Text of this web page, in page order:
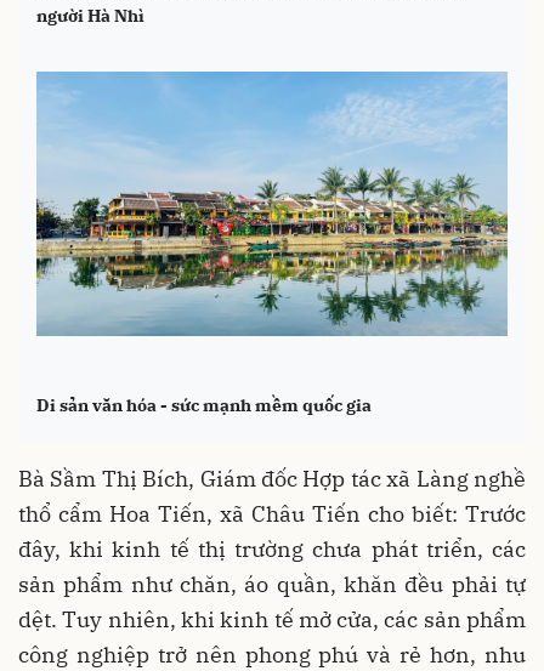
người Hà Nhì
Di sản văn hóa - sức mạnh mềm quốc gia
Bà Sầm Thị Bích, Giám đốc Hợp tác xã Làng nghề
thổ cẩm Hoa Tiến, xã Châu Tiến cho biết: Trước
đây, khi kinh tế thị trường chưa phát triển, các
sản phẩm như chăn, áo quần, khăn đều phải tự
dệt. Tuy nhiên, khi kinh tế mở cửa, các sản phẩm
công nghiệp trở nên phong phú và rẻ hơn, nhu